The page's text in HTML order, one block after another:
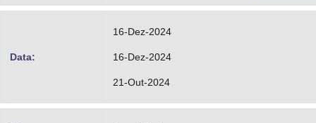
Data:
16-Dez-2024
16-Dez-2024
21-Out-2024